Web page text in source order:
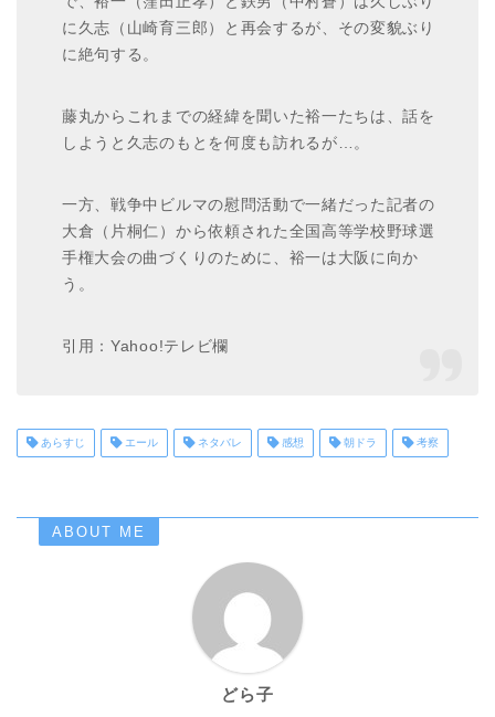
に久志（山崎育三郎）と再会するが、その変貌ぶり
に絶句する。
藤丸からこれまでの経緯を聞いた裕一たちは、話を
しようと久志のもとを何度も訪れるが…。
一方、戦争中ビルマの慰問活動で一緒だった記者の
大倉（片桐仁）から依頼された全国高等学校野球選
手権大会の曲づくりのために、裕一は大阪に向か
う。
引用：Yahoo!テレビ欄
あらすじ エール ネタバレ 感想 朝ドラ 考察
ABOUT ME
どら子